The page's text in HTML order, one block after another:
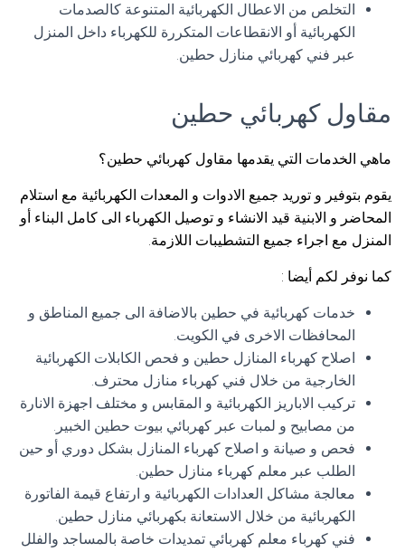
التخلص من الاعطال الكهربائية المتنوعة كالصدمات
الكهربائية أو الانقطاعات المتكررة للكهرباء داخل المنزل
عبر فني كهربائي منازل حطين.
مقاول كهربائي حطين
ماهي الخدمات التي يقدمها مقاول كهربائي حطين؟
يقوم بتوفير و توريد جميع الادوات و المعدات الكهربائية مع استلام
المحاضر و الابنية قيد الانشاء و توصيل الكهرباء الى كامل البناء أو
المنزل مع اجراء جميع التشطيبات اللازمة.
كما نوفر لكم أيضا :
خدمات كهربائية في حطين بالاضافة الى جميع المناطق و
المحافظات الاخرى في الكويت.
اصلاح كهرباء المنازل حطين و فحص الكابلات الكهربائية
الخارجية من خلال فني كهرباء منازل محترف.
تركيب الاباريز الكهربائية و المقابس و مختلف اجهزة الانارة
من مصابيح و لمبات عبر كهربائي بيوت حطين الخبير.
فحص و صيانة و اصلاح كهرباء المنازل بشكل دوري أو حين
الطلب عبر معلم كهرباء منازل حطين.
معالجة مشاكل العدادات الكهربائية و ارتفاع قيمة الفاتورة
الكهربائية من خلال الاستعانة بكهربائي منازل حطين.
فني كهرباء معلم كهربائي تمديدات خاصة بالمساجد والفلل